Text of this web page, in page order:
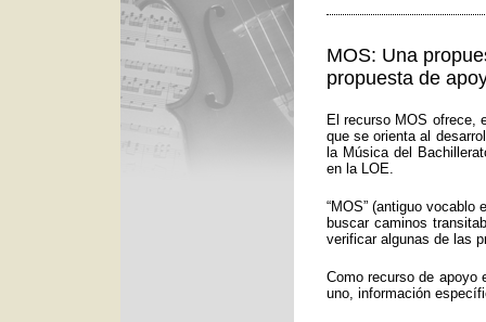
MOS: Una
propuesta de
El recurso MOS ofrece,
que se orienta al
la Música del
en la LOE.
“MOS” (antiguo
buscar caminos
verificar algunas de las
Como recurso de
uno, información